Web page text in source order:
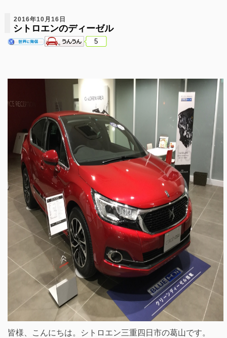
2016年10月16日
シトロエンのディーゼル
5
皆様、こんにちは。シトロエン三重四日市の葛山です。